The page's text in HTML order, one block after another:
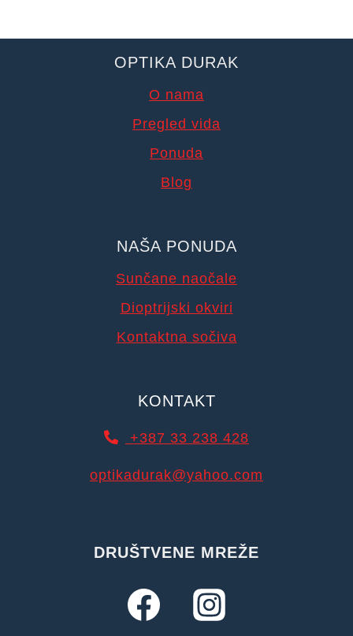
OPTIKA DURAK
O nama
Pregled vida
Ponuda
Blog
NAŠA PONUDA
Sunčane naočale
Dioptrijski okviri
Kontaktna sočiva
KONTAKT
+387 33 238 428
optikadurak@yahoo.com
DRUŠTVENE MREŽE